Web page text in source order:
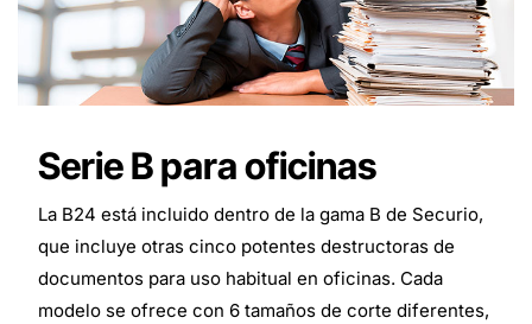
Serie B para oficinas
La B24 está incluido dentro de la gama B de Securio,
que incluye otras cinco potentes destructoras de
documentos para uso habitual en oficinas. Cada
modelo se ofrece con 6 tamaños de corte diferentes,